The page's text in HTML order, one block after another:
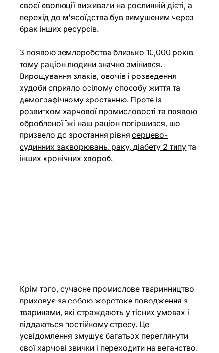
своєї еволюції виживали на рослинній дієті, а
перехід до м'ясоїдства був вимушеним через
брак інших ресурсів.
З появою землеробства близько 10,000 років
тому раціон людини значно змінився.
Вирощування злаків, овочів і розведення
худоби сприяло осілому способу життя та
демографічному зростанню. Проте із
розвитком харчової промисловості та появою
обробленої їжі наш раціон погіршився, що
призвело до зростання рівня серцево-
судинних захворювань, раку, діабету 2 типу та
інших хронічних хвороб.
Крім того, сучасне промислове тваринництво
приховує за собою жорстоке поводження з
тваринами, які страждають у тісних умовах і
піддаються постійному стресу. Це
усвідомлення змушує багатьох переглянути
свої харчові звички і переходити на веганство.